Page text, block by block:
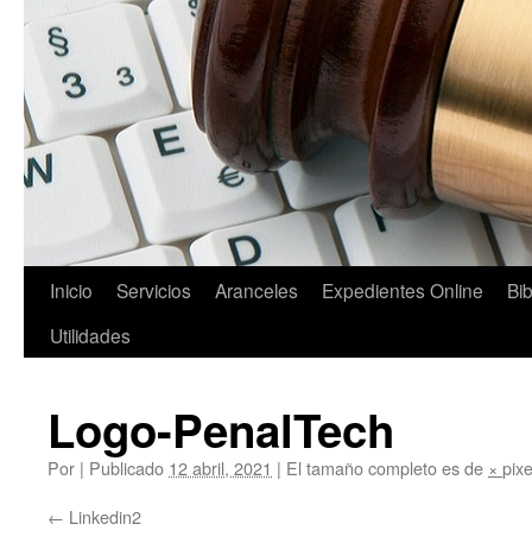
Saltar
Inicio Servicios Aranceles Expedientes Online
Utilidades
Logo-PenalTech
Por | Publicado 12 abril, 2021 | El tamaño completo es de ×
Linkedin2